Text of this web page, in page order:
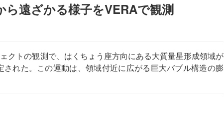
ら遠ざかる様子をVERAで観測
クトの観測で、はくちょう座方向にある大質量星形成領域が
れた。この運動は、領域付近に広がる巨大バブル構造の膨